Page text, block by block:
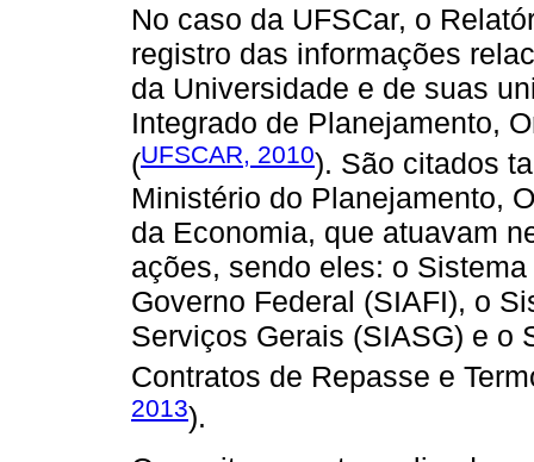
No caso da UFSCar, o
registro das informações
da Universidade e de suas
Integrado de Planejamento,
(UFSCAR, 2010). São citados
Ministério do Planejamento,
da Economia, que atuavam
ações, sendo eles: o
Governo Federal (SIAFI), o
Serviços Gerais (SIASG) e o
Contratos de Repasse e
2013).